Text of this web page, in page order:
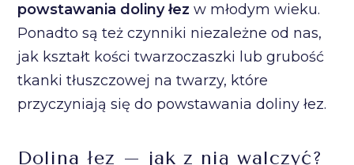
powstawania doliny łez w młodym wieku.
Ponadto są też czynniki niezależne od nas,
jak kształt kości twarzoczaszki lub grubość
tkanki tłuszczowej na twarzy, które
przyczyniają się do powstawania doliny łez.
Dolina łez – jak z nią walczyć?